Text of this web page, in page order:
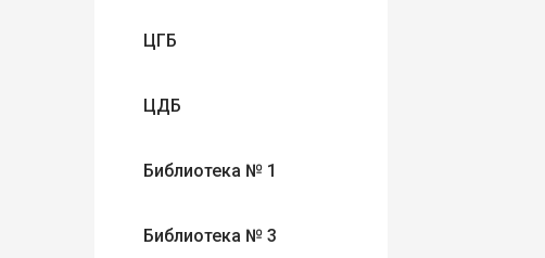
ЦГБ
ЦДБ
Библиотека № 1
Библиотека № 3